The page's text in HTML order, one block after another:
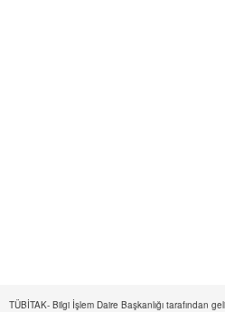
TÜBİTAK- Bilgi İşlem Daire Başkanlığı tarafından